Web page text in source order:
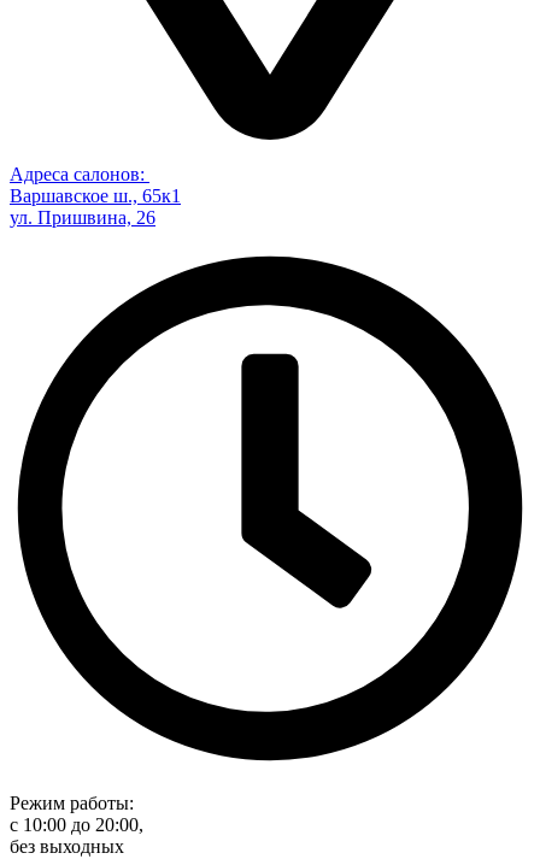
Адреса салонов:
Варшавское ш., 65к1
ул. Пришвина, 26
Режим работы:
с 10:00 до 20:00,
без выходных